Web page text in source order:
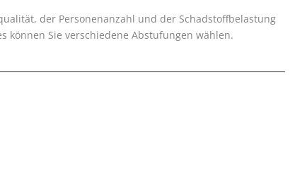
der Personenanzahl und der Schadstoffbelastung
können Sie verschiedene Abstufungen wählen.